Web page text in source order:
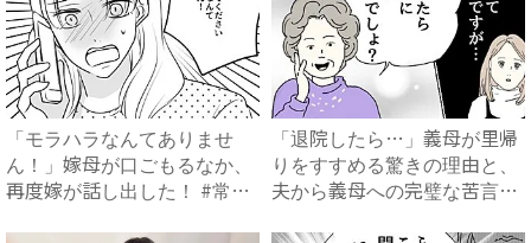
「モラハラなんてありませ
ん！」嫁母が口ごもるなか、
再度嫁が話し出した！ #常識
「退院したら…」義母が里帰
りをすすめる驚きの理由と、
夫から義母への完璧な苦言